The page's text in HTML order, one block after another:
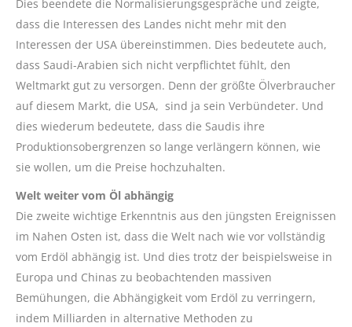
Dies beendete die Normalisierungsgespräche und zeigte,
dass die Interessen des Landes nicht mehr mit den
Interessen der USA übereinstimmen. Dies bedeutete auch,
dass Saudi-Arabien sich nicht verpflichtet fühlt, den
Weltmarkt gut zu versorgen. Denn der größte Ölverbraucher
auf diesem Markt, die USA, sind ja sein Verbündeter. Und
dies wiederum bedeutete, dass die Saudis ihre
Produktionsobergrenzen so lange verlängern können, wie
sie wollen, um die Preise hochzuhalten.
Welt weiter vom Öl abhängig
Die zweite wichtige Erkenntnis aus den jüngsten Ereignissen
im Nahen Osten ist, dass die Welt nach wie vor vollständig
vom Erdöl abhängig ist. Und dies trotz der beispielsweise in
Europa und Chinas zu beobachtenden massiven
Bemühungen, die Abhängigkeit vom Erdöl zu verringern,
indem Milliarden in alternative Methoden zu